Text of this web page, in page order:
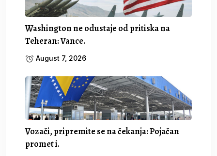
Washington ne odustaje od pritiska na
Teheran: Vance.
August 7, 2026
Vozači, pripremite se na čekanja: Pojačan
promet i.